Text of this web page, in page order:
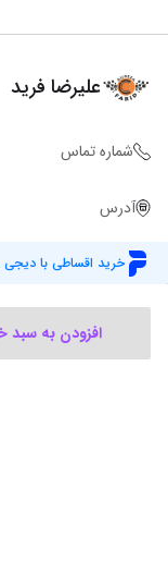
خرید اقساطی با
افزودن به سبد
علیرضا فرید
شماره تماس
آدرس